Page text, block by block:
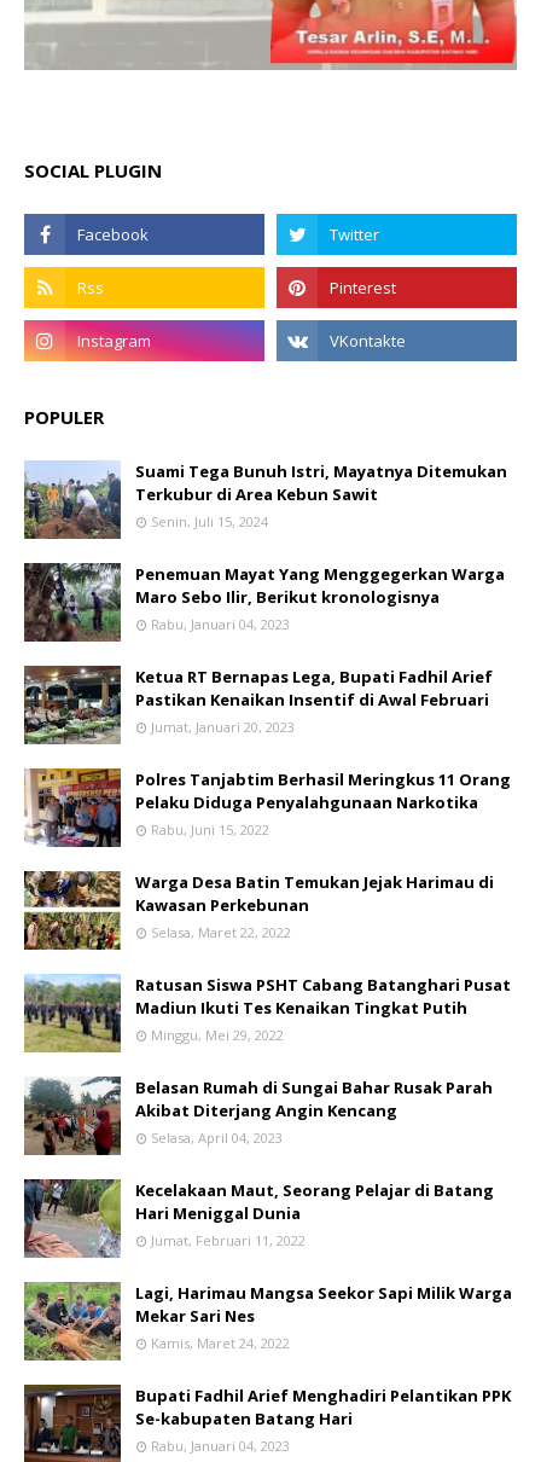
SOCIAL PLUGIN
POPULER
Suami Tega Bunuh Istri, Mayatnya Ditemukan
Terkubur di Area Kebun Sawit
Senin, Juli 15, 2024
Penemuan Mayat Yang Menggegerkan Warga
Maro Sebo Ilir, Berikut kronologisnya
Rabu, Januari 04, 2023
Ketua RT Bernapas Lega, Bupati Fadhil Arief
Pastikan Kenaikan Insentif di Awal Februari
Jumat, Januari 20, 2023
Polres Tanjabtim Berhasil Meringkus 11 Orang
Pelaku Diduga Penyalahgunaan Narkotika
Rabu, Juni 15, 2022
Warga Desa Batin Temukan Jejak Harimau di
Kawasan Perkebunan
Selasa, Maret 22, 2022
Ratusan Siswa PSHT Cabang Batanghari Pusat
Madiun Ikuti Tes Kenaikan Tingkat Putih
Minggu, Mei 29, 2022
Belasan Rumah di Sungai Bahar Rusak Parah
Akibat Diterjang Angin Kencang
Selasa, April 04, 2023
Kecelakaan Maut, Seorang Pelajar di Batang
Hari Meniggal Dunia
Jumat, Februari 11, 2022
Lagi, Harimau Mangsa Seekor Sapi Milik Warga
Mekar Sari Nes
Kamis, Maret 24, 2022
Bupati Fadhil Arief Menghadiri Pelantikan PPK
Se-kabupaten Batang Hari
Rabu, Januari 04, 2023